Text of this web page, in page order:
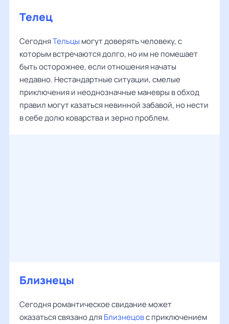
Телец
СегодняТельцы могут доверять человеку, с
которым встречаются долго, но им не помешает
быть осторожнее, если отношения начаты
недавно. Нестандартные ситуации, смелые
приключения и неоднозначные маневры в обход
правил могут казаться невинной забавой, но нести
в себе долю коварства и зерно проблем.
Близнецы
Сегодня романтическое свидание может
оказаться связано дляБлизнецовс приключением